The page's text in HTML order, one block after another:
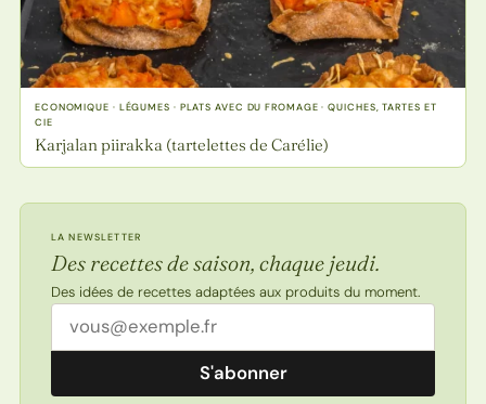
ECONOMIQUE · LÉGUMES · PLATS AVEC DU FROMAGE · QUICHES, TARTES ET
CIE
Karjalan piirakka (tartelettes de Carélie)
LA NEWSLETTER
Des recettes de saison, chaque jeudi.
Des idées de recettes adaptées aux produits du moment.
Adresse email
S'abonner